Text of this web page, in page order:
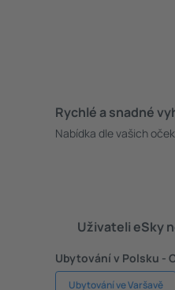
Rychlé a snadné
Nabídka dle vašich
Uživateli eSky
Ubytování v Polsku -
Ubytování ve Varšavě